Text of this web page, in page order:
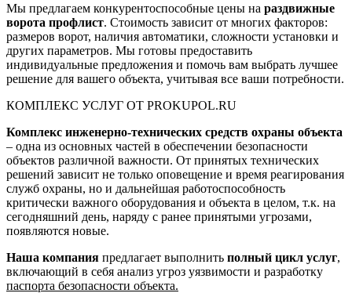
Мы предлагаем конкурентоспособные цены на раздвижные
ворота профлист. Стоимость зависит от многих факторов:
размеров ворот, наличия автоматики, сложности установки и
других параметров. Мы готовы предоставить
индивидуальные предложения и помочь вам выбрать лучшее
решение для вашего объекта, учитывая все ваши потребности.
КОМПЛЕКС УСЛУГ ОТ PROKUPOL.RU
Комплекс инженерно-технических средств охраны объекта
– одна из основных частей в обеспечении безопасности
объектов различной важности. От принятых технических
решений зависит не только оповещение и время реагирования
служб охраны, но и дальнейшая работоспособность
критически важного оборудования и объекта в целом, т.к. на
сегодняшний день, наряду с ранее принятыми угрозами,
появляются новые.
Наша компания предлагает выполнить полный цикл услуг,
включающий в себя анализ угроз уязвимости и разработку
паспорта безопасности объекта.